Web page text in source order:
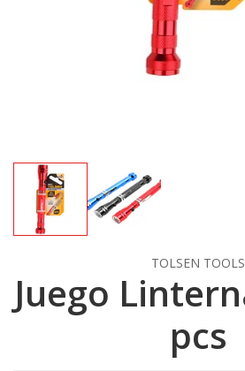
TOLSEN TOOLS
Juego
pcs